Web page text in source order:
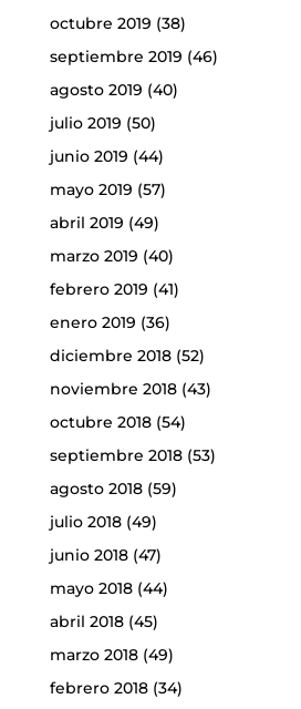
octubre 2019 (38)
septiembre 2019 (46)
agosto 2019 (40)
julio 2019 (50)
junio 2019 (44)
mayo 2019 (57)
abril 2019 (49)
marzo 2019 (40)
febrero 2019 (41)
enero 2019 (36)
diciembre 2018(52)
noviembre 2018(43)
octubre 2018(54)
septiembre 2018(53)
agosto 2018(59)
julio 2018(49)
junio 2018(47)
mayo 2018(44)
abril 2018(45)
marzo 2018(49)
febrero 2018(34)